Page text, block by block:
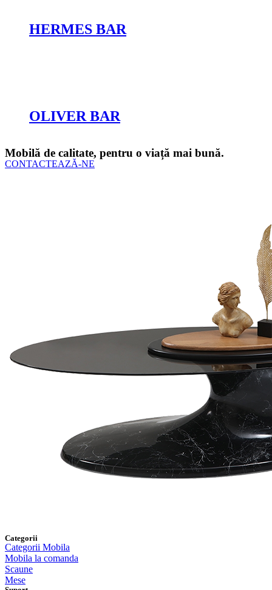
HERMES BAR
OLIVER BAR
Mobilă de calitate, pentru o viață mai bună.
CONTACTEAZĂ-NE
Categorii
Categorii Mobila
Mobila la comanda
Scaune
Mese